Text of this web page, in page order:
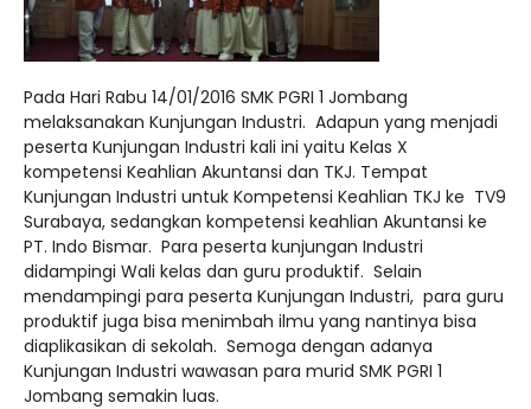
Pada Hari Rabu 14/01/2016 SMK PGRI 1 Jombang
melaksanakan Kunjungan Industri. Adapun yang menjadi
peserta Kunjungan Industri kali ini yaitu Kelas X
kompetensi Keahlian Akuntansi dan TKJ. Tempat
Kunjungan Industri untuk Kompetensi Keahlian TKJ ke TV9
Surabaya, sedangkan kompetensi keahlian Akuntansi ke
PT. Indo Bismar. Para peserta kunjungan Industri
didampingi Wali kelas dan guru produktif. Selain
mendampingi para peserta Kunjungan Industri, para guru
produktif juga bisa menimbah ilmu yang nantinya bisa
diaplikasikan di sekolah. Semoga dengan adanya
Kunjungan Industri wawasan para murid SMK PGRI 1
Jombang semakin luas.